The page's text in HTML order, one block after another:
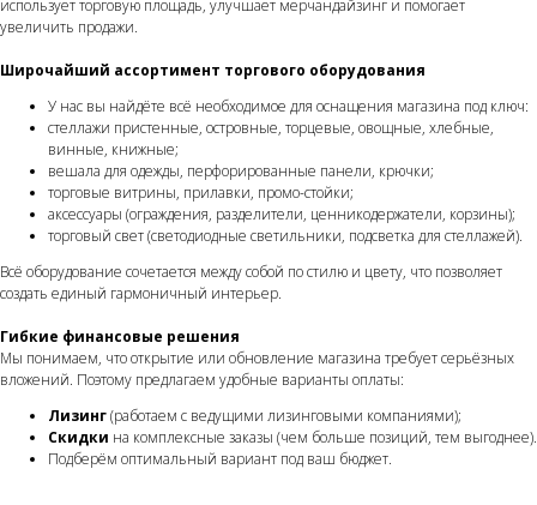
использует торговую площадь, улучшает мерчандайзинг и помогает
увеличить продажи.
Широчайший ассортимент торгового оборудования
У нас вы найдёте всё необходимое для оснащения магазина под ключ:
стеллажи пристенные, островные, торцевые, овощные, хлебные,
винные, книжные;
вешала для одежды, перфорированные панели, крючки;
торговые витрины, прилавки, промо-стойки;
аксессуары (ограждения, разделители, ценникодержатели, корзины);
торговый свет (светодиодные светильники, подсветка для стеллажей).
Всё оборудование сочетается между собой по стилю и цвету, что позволяет
создать единый гармоничный интерьер.
Гибкие финансовые решения
Мы понимаем, что открытие или обновление магазина требует серьёзных
вложений. Поэтому предлагаем удобные варианты оплаты:
Лизинг(работаем с ведущими лизинговыми компаниями);
Скидки на комплексные заказы (чем больше позиций, тем выгоднее).
Подберём оптимальный вариант под ваш бюджет.